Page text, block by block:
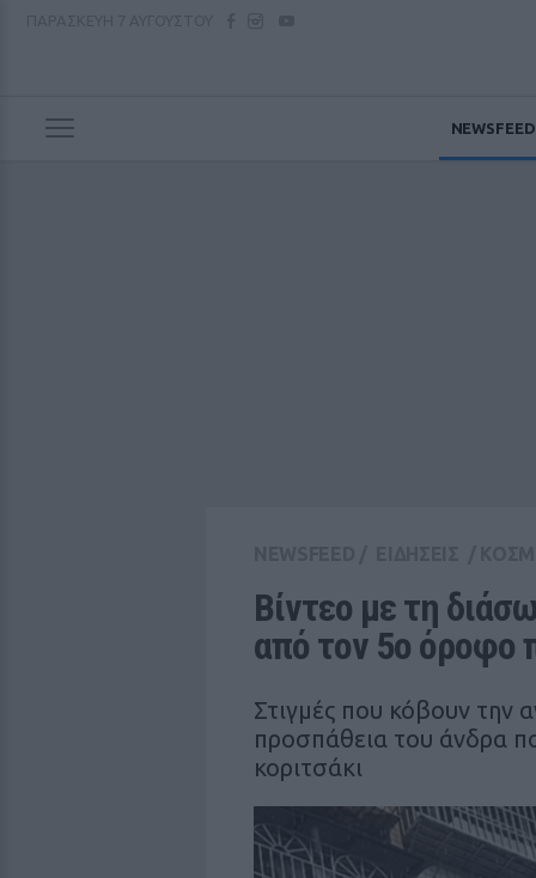
NEWSFEED
Βίντεο με τη
από τον 5ο όροφο
Στιγμές που κόβουν την
προσπάθεια του άνδρα
κοριτσάκι